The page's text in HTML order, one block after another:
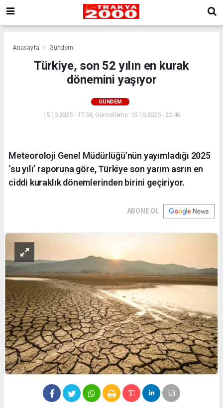
Anasayfa Gündem
Türkiye, son 52 yılın en kurak
dönemini yaşıyor
GÜNDEM
15.10.2025 - 17:58, Güncelleme: 15.10.2025 - 22:46
Meteoroloji Genel Müdürlüğü’nün yayımladığı 2025
‘su yılı’ raporuna göre, Türkiye son yarım asrın en
ciddi kuraklık dönemlerinden birini geçiriyor.
ABONE OL